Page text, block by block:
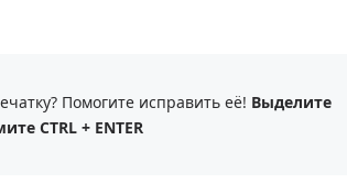
Помогите исправить её! Выделите
CTRL + ENTER